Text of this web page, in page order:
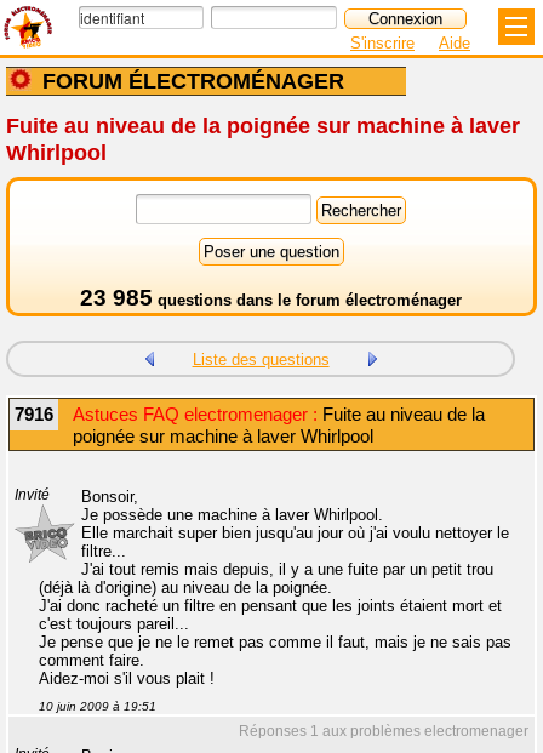
FORUM ÉLECTROMÉNAGER
S'inscrire Aide
Fuite au niveau de la poignée sur machine à laver
Whirlpool
23 985 questions dans le forum électroménager
Liste des questions
7916 Astuces FAQ electromenager : Fuite au niveau de la
poignée sur machine à laver Whirlpool
Invité
Bonsoir,
Je possède une machine à laver Whirlpool.
Elle marchait super bien jusqu'au jour où j'ai voulu nettoyer le
filtre...
J'ai tout remis mais depuis, il y a une fuite par un petit trou
(déjà là d'origine) au niveau de la poignée.
J'ai donc racheté un filtre en pensant que les joints étaient mort et
c'est toujours pareil...
Je pense que je ne le remet pas comme il faut, mais je ne sais pas
comment faire.
Aidez-moi s'il vous plait !
10 juin 2009 à 19:51
Réponses 1 aux problèmes electromenager